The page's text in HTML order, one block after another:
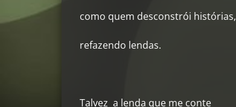
como quem desconstrói histórias,
refazendo lendas.
Talvez a lenda que me conte